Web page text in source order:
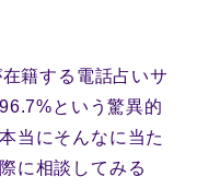
籍する電話占いサ
という驚異的
当にそんなに当た
に相談してみる